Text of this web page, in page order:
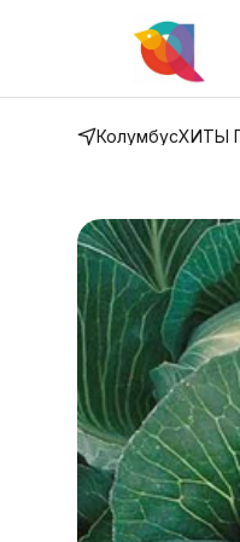
КолумбусХИТЫ